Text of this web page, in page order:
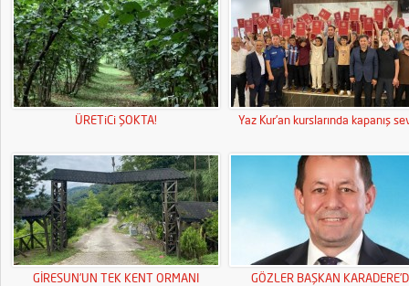
ÜRETiCi ŞOKTA! Yaz Kur’an kurslarında kapanış
GİRESUN’UN TEK KENT ORMANI
GÖZLER BAŞKAN